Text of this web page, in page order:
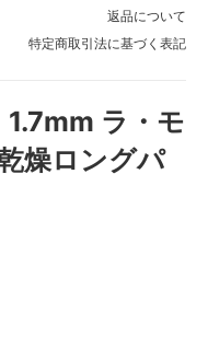
返品について
特定商取引法に基づく表記
ラ・モ
燥ロングパ